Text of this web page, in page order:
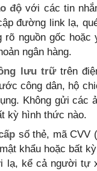
độvới các tin
đường link lạ,
rõ nguồn gốc hoặc
ngân hàng.
lưu trữtrên
công dân, hộ
Không gửi các
kỳ hình thức nào.
số thẻ, mã CVV
khẩu hoặc bất
lạ, kể cả người tự